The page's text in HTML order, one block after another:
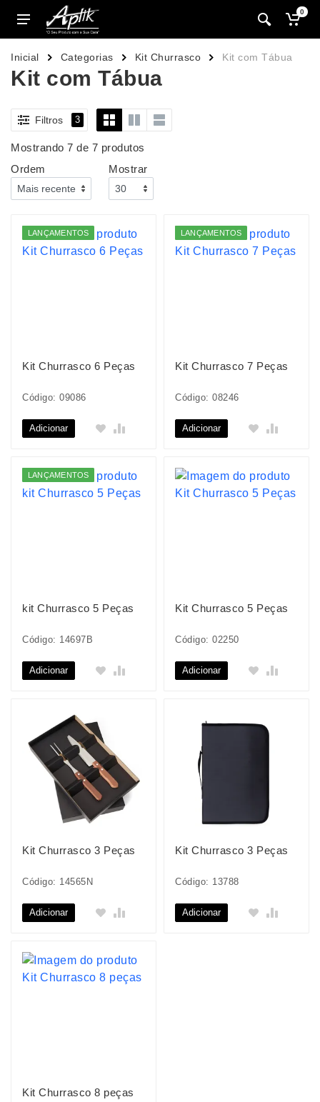
0
Inicial Categorias Kit Churrasco Kit com Tábua
Kit com Tábua
Filtros 3
Mostrando 7 de 7 produtos
Ordem
Mostrar
LANÇAMENTOS
Kit Churrasco 6 Peças
Código: 09086
Adicionar
LANÇAMENTOS
Kit Churrasco 7 Peças
Código: 08246
Adicionar
LANÇAMENTOS
kit Churrasco 5 Peças
Código: 14697B
Adicionar
Kit Churrasco 5 Peças
Código: 02250
Adicionar
Kit Churrasco 3 Peças
Código: 14565N
Adicionar
Kit Churrasco 3 Peças
Código: 13788
Adicionar
Kit Churrasco 8 peças